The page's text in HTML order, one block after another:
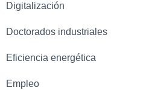
Digitalización
Doctorados industriales
Eficiencia energética
Empleo